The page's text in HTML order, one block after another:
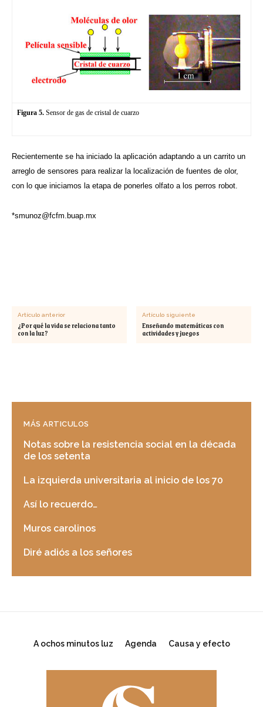
Figura 5. Sensor de gas de cristal de cuarzo
Recientemente se ha iniciado la aplicación adaptando a un carrito un
arreglo de sensores para realizar la localización de fuentes de olor,
con lo que iniciamos la etapa de ponerles olfato a los perros robot.
*smunoz@fcfm.buap.mx
Artículo anterior
¿Por qué la vida se relaciona tanto
con la luz?
Artículo siguiente
Enseñando matemáticas con
actividades y juegos
MÁS ARTICULOS
Notas sobre la resistencia social en la década
de los setenta
La izquierda universitaria al inicio de los 70
Así lo recuerdo…
Muros carolinos
Diré adiós a los señores
A ochos minutos luz Agenda Causa y efecto